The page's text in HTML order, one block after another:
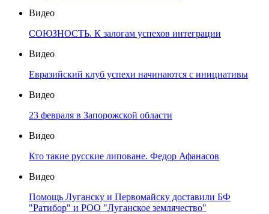
Видео
СОЮЗНОСТЬ. К залогам успехов интеграции
Видео
Евразийский клуб успехи начинаются с инициативы
Видео
23 февраля в Запорожской области
Видео
Кто такие русские липоване. Федор Афанасов
Видео
Помощь Луганску и Первомайску доставили БФ
"Ратибор" и РОО "Луганское землячество"